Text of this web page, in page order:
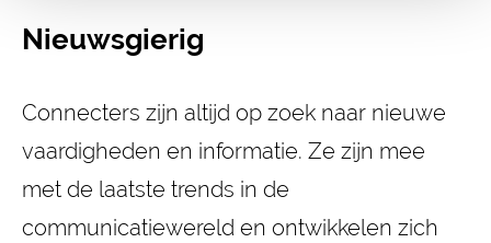
Nieuwsgierig
Connecters zijn altijd op zoek naar nieuwe
vaardigheden en informatie. Ze zijn mee
met de laatste trends in de
communicatiewereld en ontwikkelen zich